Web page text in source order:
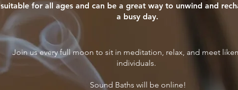
suitable for all ages and can be a great way to unwind and
a busy day.
Join us every full moon to sit in meditation, relax, and meet
individuals.
Sound Baths will be online!